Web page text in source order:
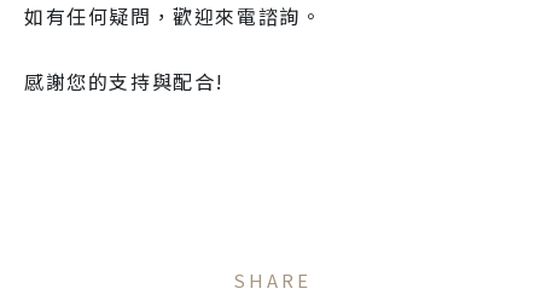
如有任何疑問，歡迎來電諮詢。
感謝您的支持與配合!
SHARE